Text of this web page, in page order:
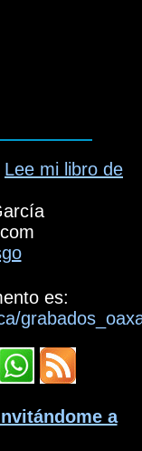
Lee mi libro de
es:
a